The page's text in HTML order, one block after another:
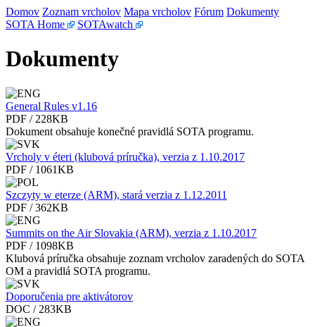
Domov Zoznam vrcholov Mapa vrcholov Fórum Dokumenty
SOTA Home
SOTAwatch
Dokumenty
General Rules v1.16
PDF / 228KB
Dokument obsahuje konečné pravidlá SOTA programu.
Vrcholy v éteri (klubová príručka), verzia z 1.10.2017
PDF / 1061KB
Szczyty w eterze (ARM), stará verzia z 1.12.2011
PDF / 362KB
Summits on the Air Slovakia (ARM), verzia z 1.10.2017
PDF / 1098KB
Klubová príručka obsahuje zoznam vrcholov zaradených do SOTA
OM a pravidlá SOTA programu.
Doporučenia pre aktivátorov
DOC / 283KB